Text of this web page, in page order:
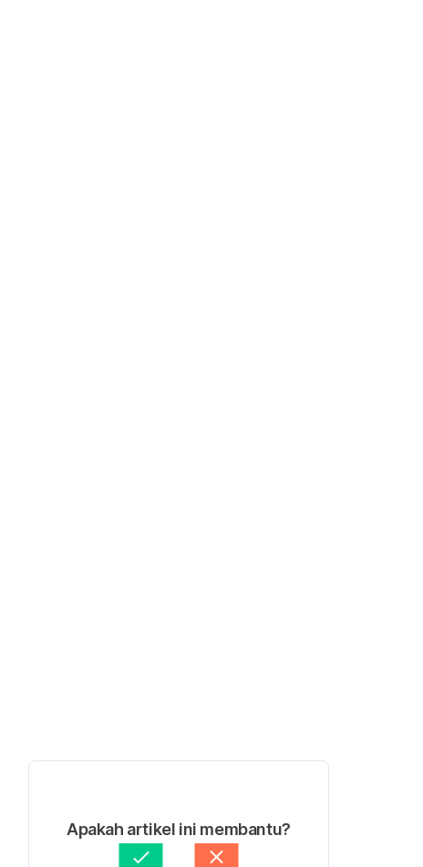
Apakah artikel ini membantu?